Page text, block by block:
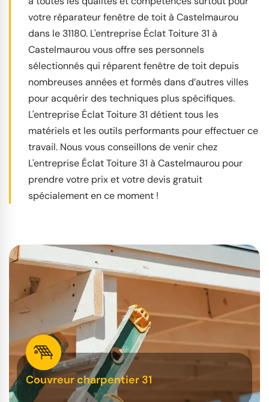
votre réparateur fenêtre de toit à Castelmaurou
dans le 31180. L'entreprise Éclat Toiture 31 à
Castelmaurou vous offre ses personnels
sélectionnés qui réparent fenêtre de toit depuis
nombreuses années et formés dans d’autres villes
pour acquérir des techniques plus spécifiques.
L'entreprise Éclat Toiture 31 détient tous les
matériels et les outils performants pour effectuer ce
travail. Nous vous conseillons de venir chez
L'entreprise Éclat Toiture 31 à Castelmaurou pour
prendre votre prix et votre devis gratuit
spécialement en ce moment !
Couvreur charpentier 31